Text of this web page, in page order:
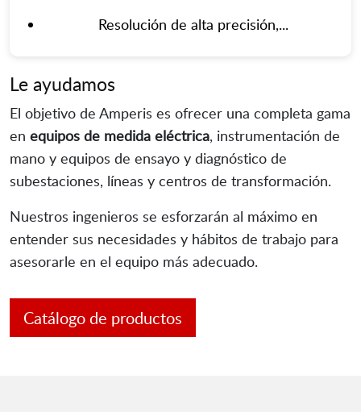
Resolución de alta precisión,...
Le ayudamos
El objetivo de Amperis es ofrecer una completa gama
en equipos de medida eléctrica, instrumentación de
mano y equipos de ensayo y diagnóstico de
subestaciones, líneas y centros de transformación.
Nuestros ingenieros se esforzarán al máximo en
entender sus necesidades y hábitos de trabajo para
asesorarle en el equipo más adecuado.
Catálogo de productos